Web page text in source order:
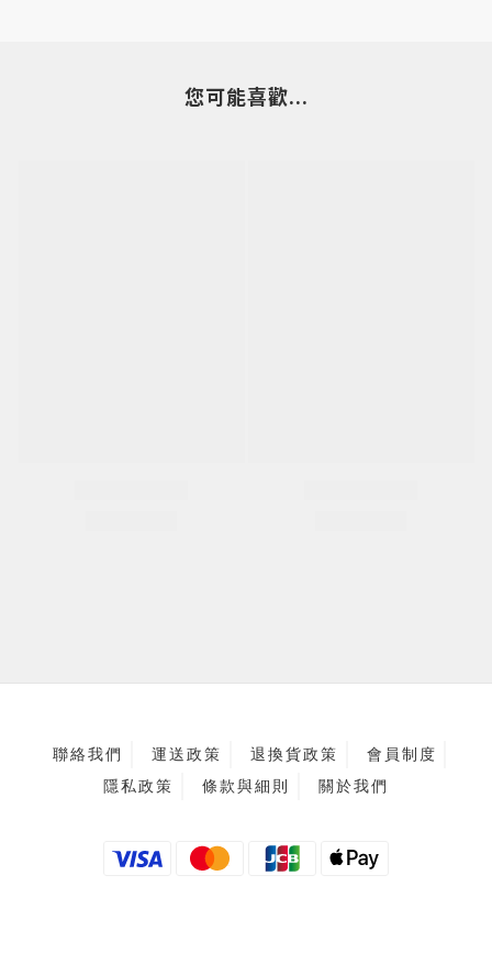
您可能喜歡...
聯絡我們 運送政策 退換貨政策
會員制度
隱私政策
條款與細則 關於我們